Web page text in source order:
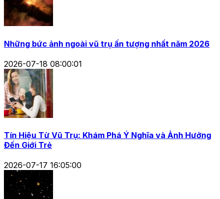
Những bức ảnh ngoài vũ trụ ấn tượng nhất năm 2026
2026-07-18 08:00:01
Tín Hiệu Từ Vũ Trụ: Khám Phá Ý Nghĩa và Ảnh Hưởng
Đến Giới Trẻ
2026-07-17 16:05:00